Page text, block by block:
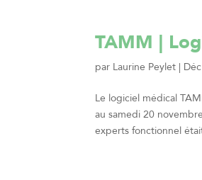
TAMM |
par Laurine Peylet |
Le logiciel médical
au samedi 20
experts fonctionnel